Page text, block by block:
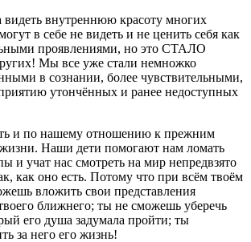
видеть внутреннюю красоту многих
в себе не видеть и не ценить себя как
проявлениями, но это СТАЛО
Мы все уже стали немножко
в сознании, более чувствительными,
утончённых и ранее недоступных
и по нашему отношению к прежним
Наши дети помогают нам ломать
и учат нас смотреть на мир непредвзято
как оно есть. Потому что при всём твоём
вложить свои представления
ближнего; ты не сможешь уберечь
его душа задумала пройти; ты
за него его жизнь!